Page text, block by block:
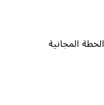
الخطة المجانية